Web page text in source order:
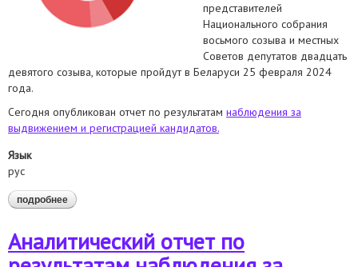
представителей
Национального собрания
восьмого созыва и местных
Советов депутатов двадцать
девятого созыва, которые пройдут в Беларуси 25 февраля 2024
года.
Сегодня опубликован отчет по результатам наблюдения за
выдвижением и регистрацией кандидатов.
Язык
рус
подробнее о опубликован отчет по результатам наблюдения за
выдвижением и регистрацией кандидатов.
Аналитический отчет по